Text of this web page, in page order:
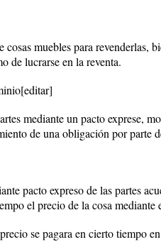
muebles para revenderlas,
de lucrarse en la reventa.
mediante un pacto exprese,
de una obligación por parte
pacto expreso de las partes
el precio de la cosa mediante
se pagara en cierto tiempo